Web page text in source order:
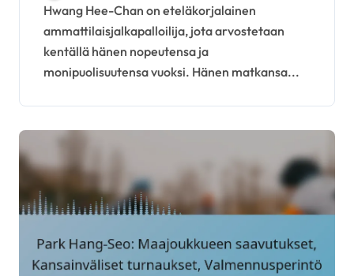
Henkilökohtainen tarina
Hwang Hee-Chan on eteläkorjalainen
ammattilaisjalkapalloilija, jota arvostetaan
kentällä hänen nopeutensa ja
monipuolisuutensa vuoksi. Hänen matkansa...